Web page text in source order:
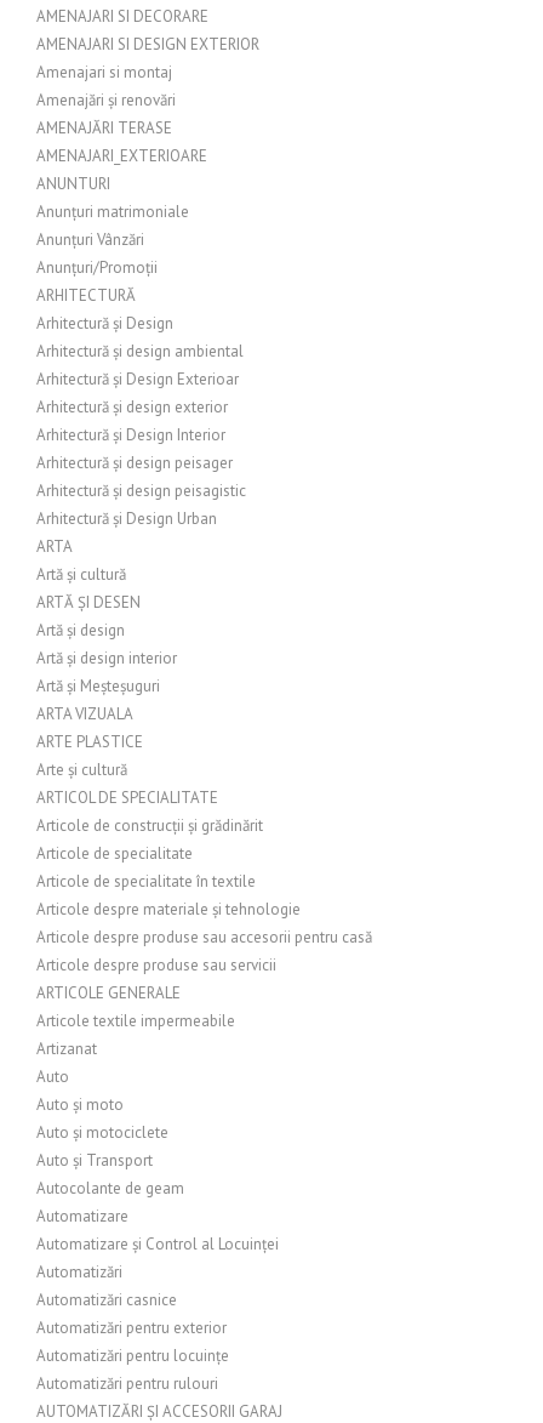
AMENAJARI SI DECORARE
AMENAJARI SI DESIGN EXTERIOR
Amenajari si montaj
Amenajări și renovări
AMENAJĂRI TERASE
AMENAJARI_EXTERIOARE
ANUNTURI
Anunțuri matrimoniale
Anunțuri Vânzări
Anunțuri/Promoții
ARHITECTURĂ
Arhitectură și Design
Arhitectură și design ambiental
Arhitectură și Design Exterioar
Arhitectură și design exterior
Arhitectură și Design Interior
Arhitectură și design peisager
Arhitectură și design peisagistic
Arhitectură și Design Urban
ARTA
Artă și cultură
ARTĂ ȘI DESEN
Artă și design
Artă și design interior
Artă și Meșteșuguri
ARTA VIZUALA
ARTE PLASTICE
Arte și cultură
ARTICOL DE SPECIALITATE
Articole de construcții și grădinărit
Articole de specialitate
Articole de specialitate în textile
Articole despre materiale și tehnologie
Articole despre produse sau accesorii pentru casă
Articole despre produse sau servicii
ARTICOLE GENERALE
Articole textile impermeabile
Artizanat
Auto
Auto și moto
Auto și motociclete
Auto și Transport
Autocolante de geam
Automatizare
Automatizare și Control al Locuinței
Automatizări
Automatizări casnice
Automatizări pentru exterior
Automatizări pentru locuințe
Automatizări pentru rulouri
AUTOMATIZĂRI ȘI ACCESORII GARAJ